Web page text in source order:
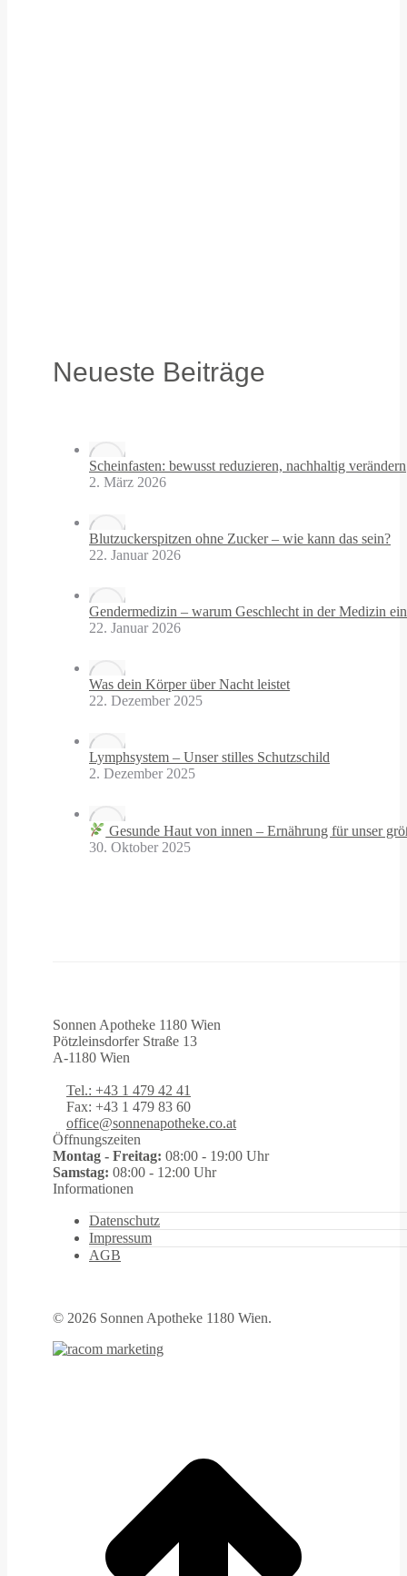
Neueste Beiträge
Scheinfasten: bewusst reduzieren, nachhaltig verändern
2. März 2026
Blutzuckerspitzen ohne Zucker – wie kann das sein?
22. Januar 2026
Gendermedizin – warum Geschlecht in der Medizin
22. Januar 2026
Was dein Körper über Nacht leistet
22. Dezember 2025
Lymphsystem – Unser stilles Schutzschild
2. Dezember 2025
Gesunde Haut von innen – Ernährung für unser
30. Oktober 2025
Sonnen Apotheke 1180 Wien
Pötzleinsdorfer Straße 13
A-1180 Wien
Tel.: +43 1 479 42 41
Fax: +43 1 479 83 60
office@sonnenapotheke.co.at
Öffnungszeiten
Montag - Freitag: 08:00 - 19:00 Uhr
Samstag: 08:00 - 12:00 Uhr
Informationen
Datenschutz
Impressum
AGB
© 2026 Sonnen Apotheke 1180 Wien.